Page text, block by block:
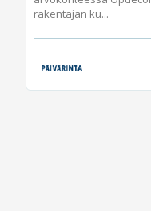
rakentajan ku...